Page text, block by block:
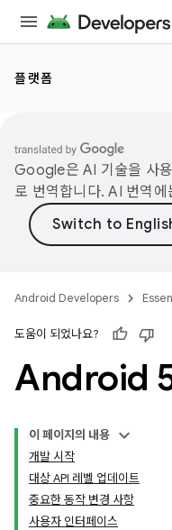
플랫폼
Google은 AI 기술을 사
로 번역합니다. AI 번역
Android Developers
도움이 되었나요?
Android
이 페이지의 내용
개발 시작
대상 API 레벨 업데이트
중요한 동작 변경 사항
사용자 인터페이스